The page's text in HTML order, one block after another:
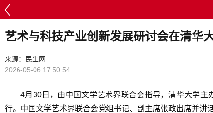
艺术与科技产业创新发展研讨会在清华
来源：民生网
2026-05-06 17:50:54
4月30日，由中国文学艺术界联合会指导，清华大学主
行。中国文学艺术界联合会党组书记、副主席张政出席并讲